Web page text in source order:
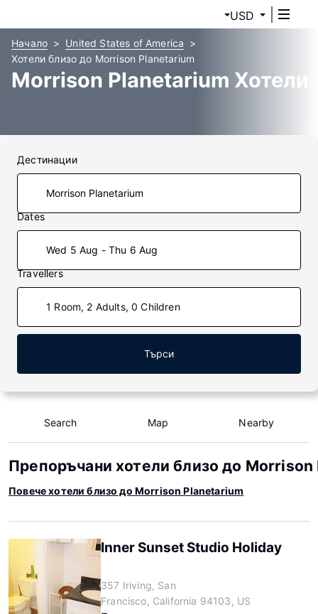
USD
Начало
United States of America
Хотели близо до Morrison Planetarium
Morrison Planetarium Хотели
Дестинации
Dates
Wed 5 Aug - Thu 6 Aug
Travellers
1 Room, 2 Adults, 0 Children
Търси
Search Map Nearby
Препоръчани хотели близо до
Повече хотели близо до Morrison Planetarium
Inner Sunset Studio Holiday
357 Iriving, San
Francisco, California 94103, US